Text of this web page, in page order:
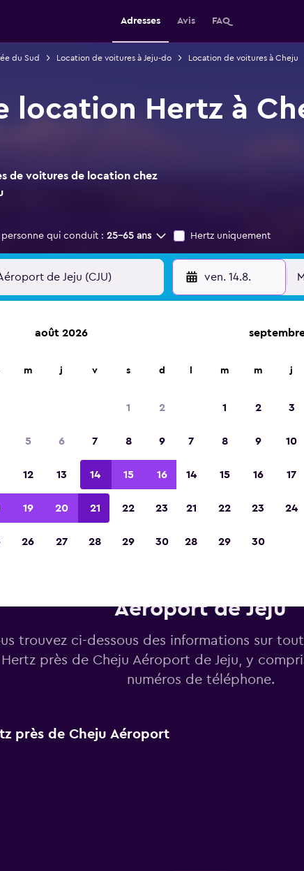
Adresses Avis FAQ
du Sud Location de voitures à Jeju-do Location de voitures à Cheju
location Hertz à
de voitures de location chez
qui conduit : 25-65 ans Hertz uniquement
ven. 14.8.
2023
Aéroport de Jeju
trouvez ci-dessous des informations sur
près de Cheju Aéroport de Jeju, y
numéros de téléphone.
près de Cheju Aéroport
août 2026
m j v s d
1 2
5 6 7 8 9
12 13 14 15 16
19 20 21 22 23
26 27 28 29 30
m m j
1 2 3
7 8 9 10
14 15 16 17
21 22 23 24
28 29 30